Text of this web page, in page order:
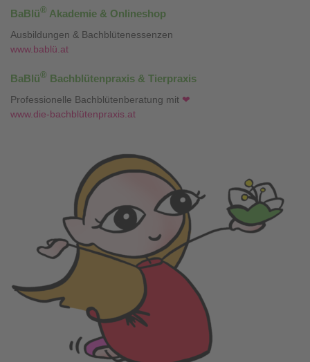
BaBlü® Akademie & Onlineshop
Ausbildungen & Bachblütenessenzen
www.bablü.at
BaBlü® Bachblütenpraxis & Tierpraxis
Professionelle Bachblütenberatung mit ❤
www.die-bachblütenpraxis.at